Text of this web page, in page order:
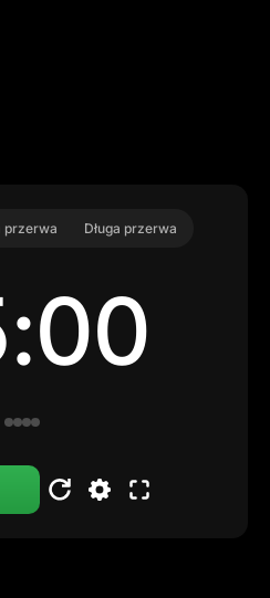
przerwa Długa przerwa